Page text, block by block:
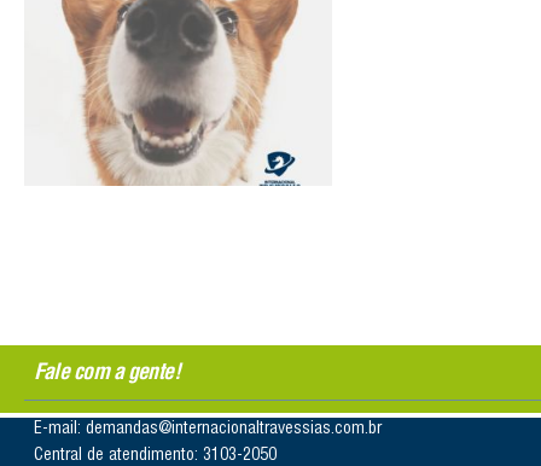
Fale com a gente!
E-mail: demandas@internacionaltravessias.com.br
Central de atendimento: 3103-2050